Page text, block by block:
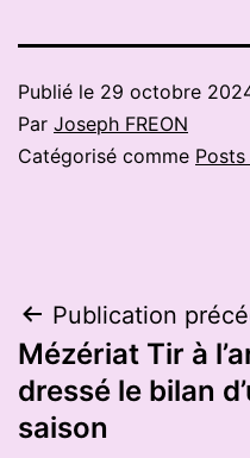
Publié le 29 octobre
Par Joseph FREON
Catégorisé comme
Navigation
de
l’article
Publication
Mézériat Tir à
dressé le bilan
saison